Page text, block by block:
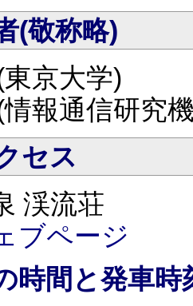
(敬称略)
京大学)
報通信研究
セス
渓流荘
ブページ
時間と発車時